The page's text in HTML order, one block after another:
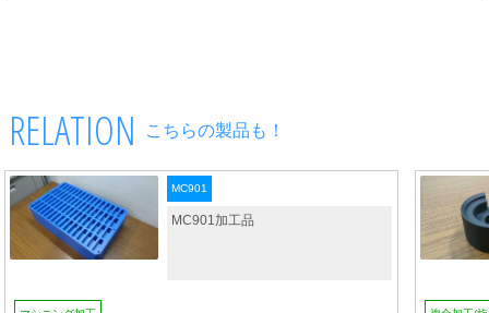
RELATION こちらの製品も！
MC901
MC901加工品